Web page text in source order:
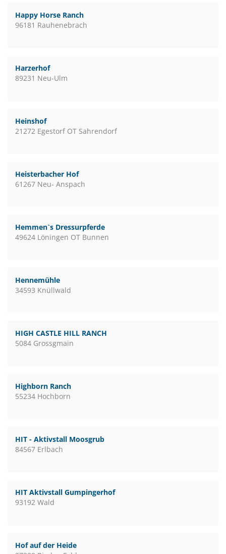
Happy Horse Ranch
96181 Rauhenebrach
Harzerhof
89231 Neu-Ulm
Heinshof
21272 Egestorf OT Sahrendorf
Heisterbacher Hof
61267 Neu- Anspach
Hemmen`s Dressurpferde
49624 Löningen OT Bunnen
Hennemühle
34593 Knüllwald
HIGH CASTLE HILL RANCH
5084 Grossgmain
Highborn Ranch
55234 Hochborn
HIT - Aktivstall Moosgrub
84567 Erlbach
HIT Aktivstall Gumpingerhof
93192 Wald
Hof auf der Heide